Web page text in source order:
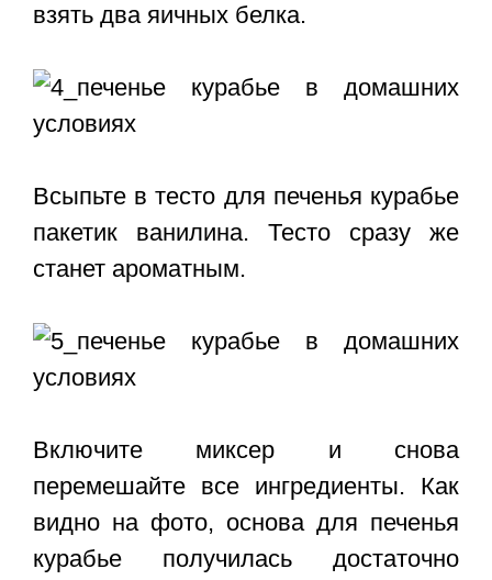
взять два яичных белка.
Всыпьте в тесто для печенья курабье
пакетик ванилина. Тесто сразу же
станет ароматным.
Включите миксер и снова
перемешайте все ингредиенты. Как
видно на фото, основа для печенья
курабье получилась достаточно